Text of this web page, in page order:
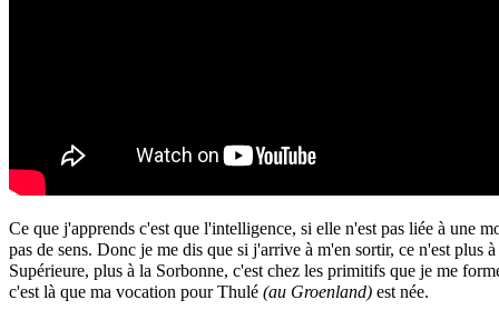
Ce que j'apprends c'est que l'intelligence, si elle n'est pas liée à une
pas de sens. Donc je me dis que si j'arrive à m'en sortir, ce n'est plus
Supérieure, plus à la Sorbonne, c'est chez les primitifs que je me
c'est là que ma vocation pour Thulé (au Groenland) est née.